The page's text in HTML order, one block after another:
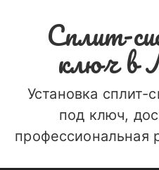
содержимомуСплит-
ключ в
Установка
под ключ,
профессиональная